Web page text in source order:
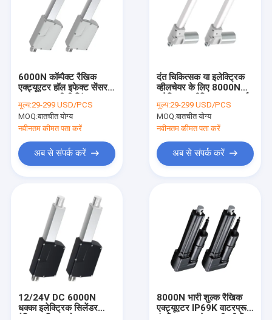
6000N कॉम्पैक्ट रैखिक
एक्ट्यूएटर हॉल इफेक्ट सेंसर
मूल्य:29-299 USD/PCS
MOQ:बातचीत योग्य
नवीनतम कीमत पता करें
अब से संपर्क करें
दंत चिकित्सक या इलेक्ट्रिक
व्हीलचेयर के लिए 8000N
मूल्य:29-299 USD/PCS
MOQ:बातचीत योग्य
नवीनतम कीमत पता करें
अब से संपर्क करें
12/24V DC 6000N
धक्का इलेक्ट्रिक सिलेंडर
8000N भारी शुल्क रैखिक
एक्ट्यूएटर IP69K वाटरप्रूफ